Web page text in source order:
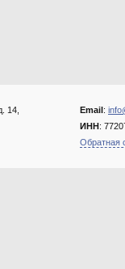
14,
Email:
ИНН:
Обратная